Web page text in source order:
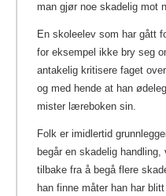
man gjør noe skadelig mot
En skoleelev som har gått
for eksempel ikke bry seg
antakelig kritisere faget
og med hende at han
mister læreboken sin.
Folk er imidlertid
begår en skadelig
tilbake fra å begå flere
han finne måter han har